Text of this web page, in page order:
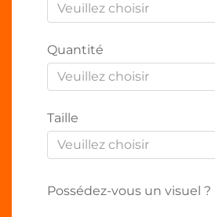
Veuillez choisir
Quantité
Veuillez choisir
Taille
Veuillez choisir
Possédez-vous un visuel ?